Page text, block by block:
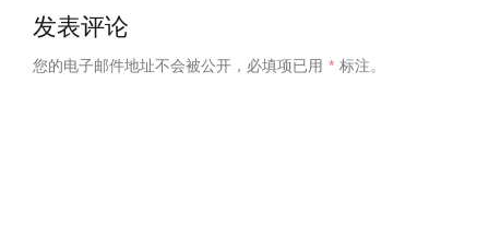
发表评论
您的电子邮件地址不会被公开， 必填项已用 * 标注。